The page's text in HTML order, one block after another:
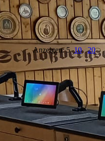
Anzeigen: 510 20